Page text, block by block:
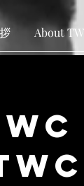
About